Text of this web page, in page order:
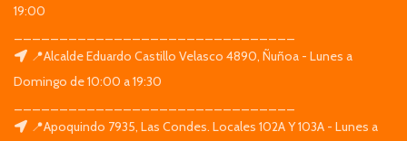
19:00
📍Alcalde Eduardo Castillo Velasco 4890, Ñuñoa - Lunes a
Domingo de 10:00 a 19:30
📍Apoquindo 7935, Las Condes. Locales 102A Y 103A - Lunes a